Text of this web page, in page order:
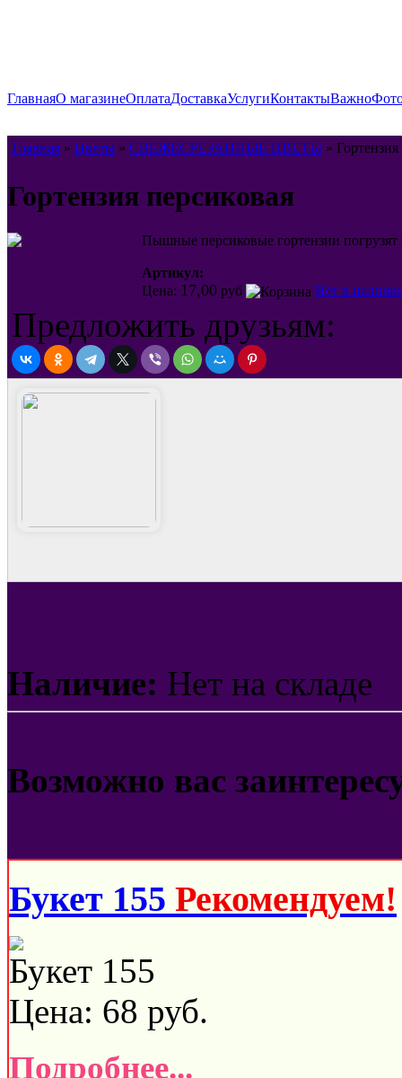
ГлавнаяО магазинеОплатаДоставкаУслугиКонтактыВажно
Главная » Цветы » СВЕЖЕСРЕЗАННЫЕ ЦВЕТЫ »
Гортензия персиковая
Пышные персиковые гортензии
Артикул:
Цена: 17,00 руб Нет в
Предложить друзьям:
Наличие: Нет на складе
Возможно вас
Букет 155 Рекомендуем!
Букет 155
Цена: 68 руб.
Подробнее...